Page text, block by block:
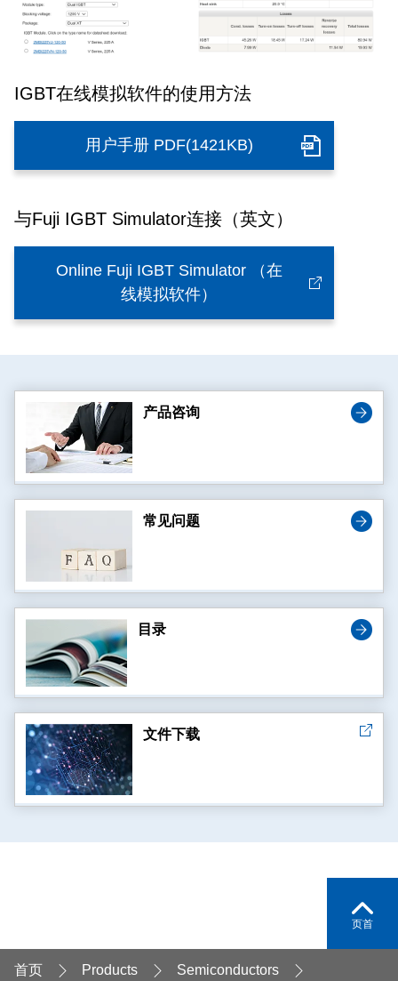
IGBT在线模拟软件的使用方法
用户手册 PDF(1421KB)
与Fuji IGBT Simulator连接（英文）
Online Fuji IGBT Simulator （在
线模拟软件）
产品咨询
常见问题
目录
文件下载
页首
首页 Products Semiconductors